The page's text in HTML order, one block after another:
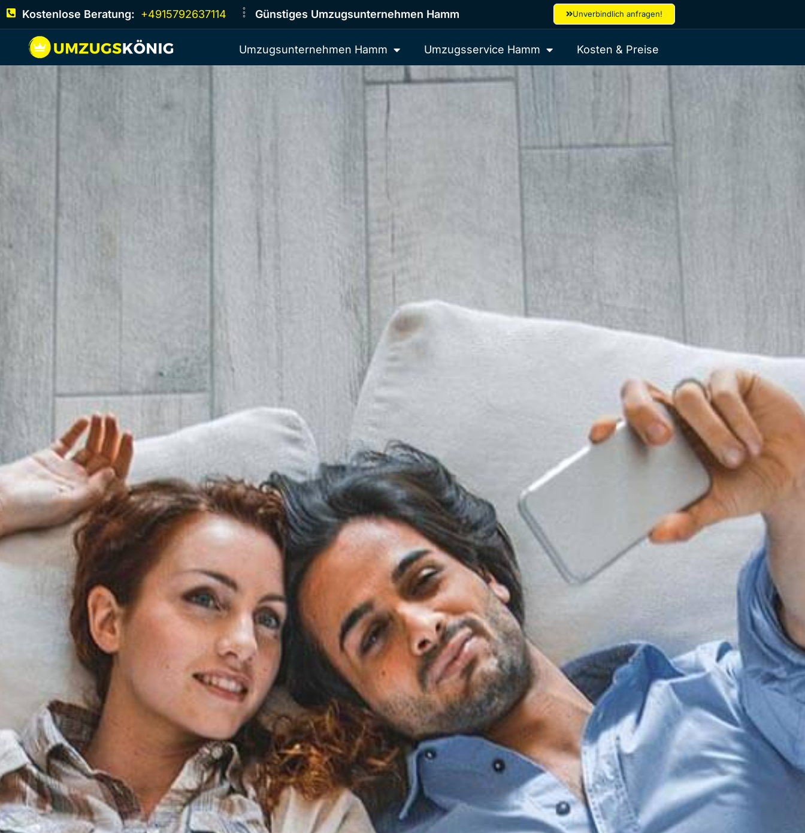
Kostenlose Beratung: +4915792637114 Günstiges Umzugsunternehmen Hamm Unverbindlich anfragen!
Umzugsunternehmen Hamm Umzugsservice Hamm Kosten & Preise